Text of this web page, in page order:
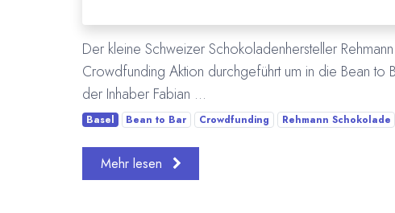
Der kleine Schweizer Schokoladenhersteller
Crowdfunding Aktion durchgeführt um in die Bean to
der Inhaber Fabian ...
Basel Bean to Bar Crowdfunding Rehmann Schokolade
Mehr lesen